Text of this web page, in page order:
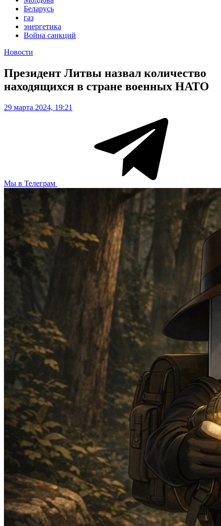
Беларусь
газ
энергетика
Война санкций
Новости
Президент Литвы назвал количество
находящихся в стране военных НАТО
29 марта 2024, 19:21
Мы в Телеграм